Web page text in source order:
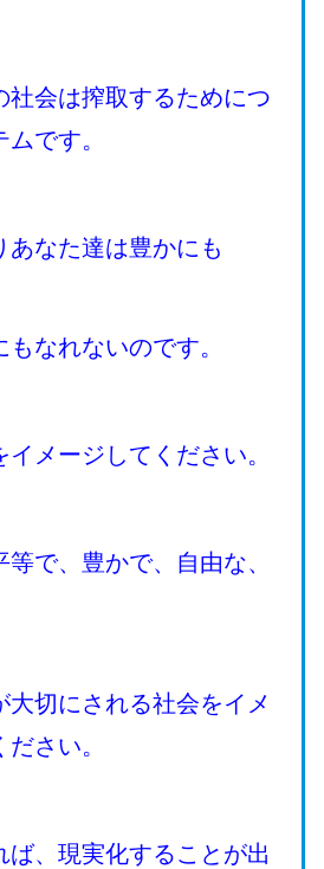
社会は搾取するためにつ
です。
あなた達は豊かにも
なれないのです。
メージしてください。
で、豊かで、自由な、
大切にされる社会をイメ
さい。
ば、現実化することが出